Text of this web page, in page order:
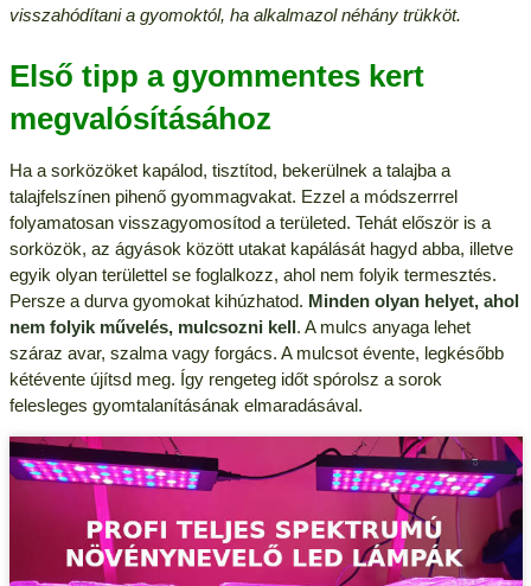
visszahódítani a gyomoktól, ha alkalmazol néhány trükköt.
Első tipp a gyommentes kert
megvalósításához
Ha a sorközöket kapálod, tisztítod, bekerülnek a talajba a
talajfelszínen pihenő gyommagvakat. Ezzel a módszerrrel
folyamatosan visszagyomosítod a területed. Tehát először is a
sorközök, az ágyások között utakat kapálását hagyd abba, illetve
egyik olyan területtel se foglalkozz, ahol nem folyik termesztés.
Persze a durva gyomokat kihúzhatod. Minden olyan helyet, ahol
nem folyik művelés, mulcsozni kell. A mulcs anyaga lehet
száraz avar, szalma vagy forgács. A mulcsot évente, legkésőbb
kétévente újítsd meg. Így rengeteg időt spórolsz a sorok
felesleges gyomtalanításának elmaradásával.